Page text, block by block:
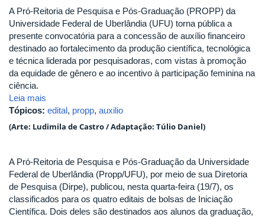
A Pró-Reitoria de Pesquisa e Pós-Graduação (PROPP) da
Universidade Federal de Uberlândia (UFU) torna pública a
presente convocatória para a concessão de auxílio financeiro
destinado ao fortalecimento da produção científica, tecnológica
e técnica liderada por pesquisadoras, com vistas à promoção
da equidade de gênero e ao incentivo à participação feminina na
ciência.
Leia mais
Tópicos: edital, propp, auxilio
(Arte: Ludimila de Castro / Adaptação: Túlio Daniel)
A Pró-Reitoria de Pesquisa e Pós-Graduação da Universidade
Federal de Uberlândia (Propp/UFU), por meio de sua Diretoria
de Pesquisa (Dirpe), publicou, nesta quarta-feira (19/7), os
classificados para os quatro editais de bolsas de Iniciação
Científica. Dois deles são destinados aos alunos da graduação,